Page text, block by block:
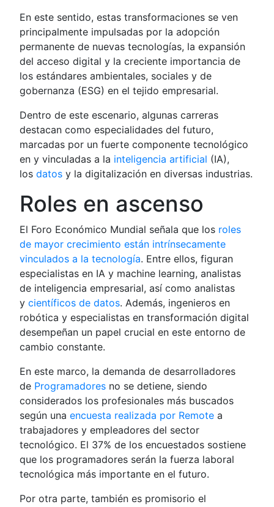
En este sentido, estas transformaciones se ven
principalmente impulsadas por la adopción
permanente de nuevas tecnologías, la expansión
del acceso digital y la creciente importancia de
los estándares ambientales, sociales y de
gobernanza (ESG) en el tejido empresarial.
Dentro de este escenario, algunas carreras
destacan como especialidades del futuro,
marcadas por un fuerte componente tecnológico
en y vinculadas a la inteligencia artificial (IA),
losdatos y la digitalización en diversas industrias.
Roles en ascenso
El Foro Económico Mundial señala que los roles
de mayor crecimiento están intrínsecamente
vinculados a la tecnología. Entre ellos, figuran
especialistas en IA y machine learning, analistas
de inteligencia empresarial, así como analistas
ycientíficos de datos. Además, ingenieros en
robótica y especialistas en transformación digital
desempeñan un papel crucial en este entorno de
cambio constante.
En este marco, la demanda de desarrolladores
de Programadores no se detiene, siendo
considerados los profesionales más buscados
según unaencuesta realizada por Remote a
trabajadores y empleadores del sector
tecnológico. El 37% de los encuestados sostiene
que los programadores serán la fuerza laboral
tecnológica más importante en el futuro.
Por otra parte, también es promisorio el